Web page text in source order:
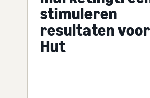
stimuleren
resultaten
Hut